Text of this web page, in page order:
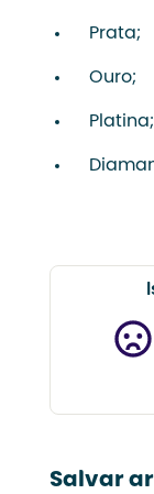
Prata;
Ouro;
Platina;
Salvar